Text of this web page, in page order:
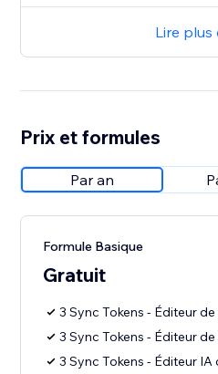
Lire plus
Prix et formules
Par an
Formule Basique
Gratuit
3 Sync Tokens - Éditeur
3 Sync Tokens - Éditeur
3 Sync Tokens - Éditeur